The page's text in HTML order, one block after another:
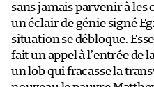
sans jamais parvenir à
un éclair de génie signé
situation se débloque.
fait un appel à l’entrée de
un lob qui fracasse la